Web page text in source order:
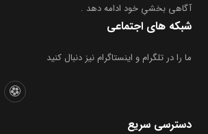
آگاهی بخشیِ خود ادامه دهد .
شبکه های اجتماعی
ما را در تلگرام و اینستاگرام نیز دنبال کنید
دسترسی سریع